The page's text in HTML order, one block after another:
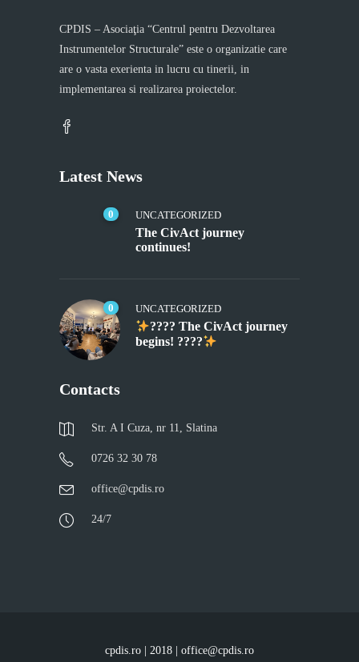
CPDIS – Asociaţia “Centrul pentru Dezvoltarea
Instrumentelor Structurale” este o organizatie care
are o vasta exerienta in lucru cu tinerii, in
implementarea si realizarea proiectelor.
Latest News
0 UNCATEGORIZED
The CivAct journey
continues!
0 UNCATEGORIZED
???? The CivAct journey
begins! ????
Contacts
Str. A I Cuza, nr 11, Slatina
0726 32 30 78
office@cpdis.ro
24/7
cpdis.ro | 2018 | office@cpdis.ro